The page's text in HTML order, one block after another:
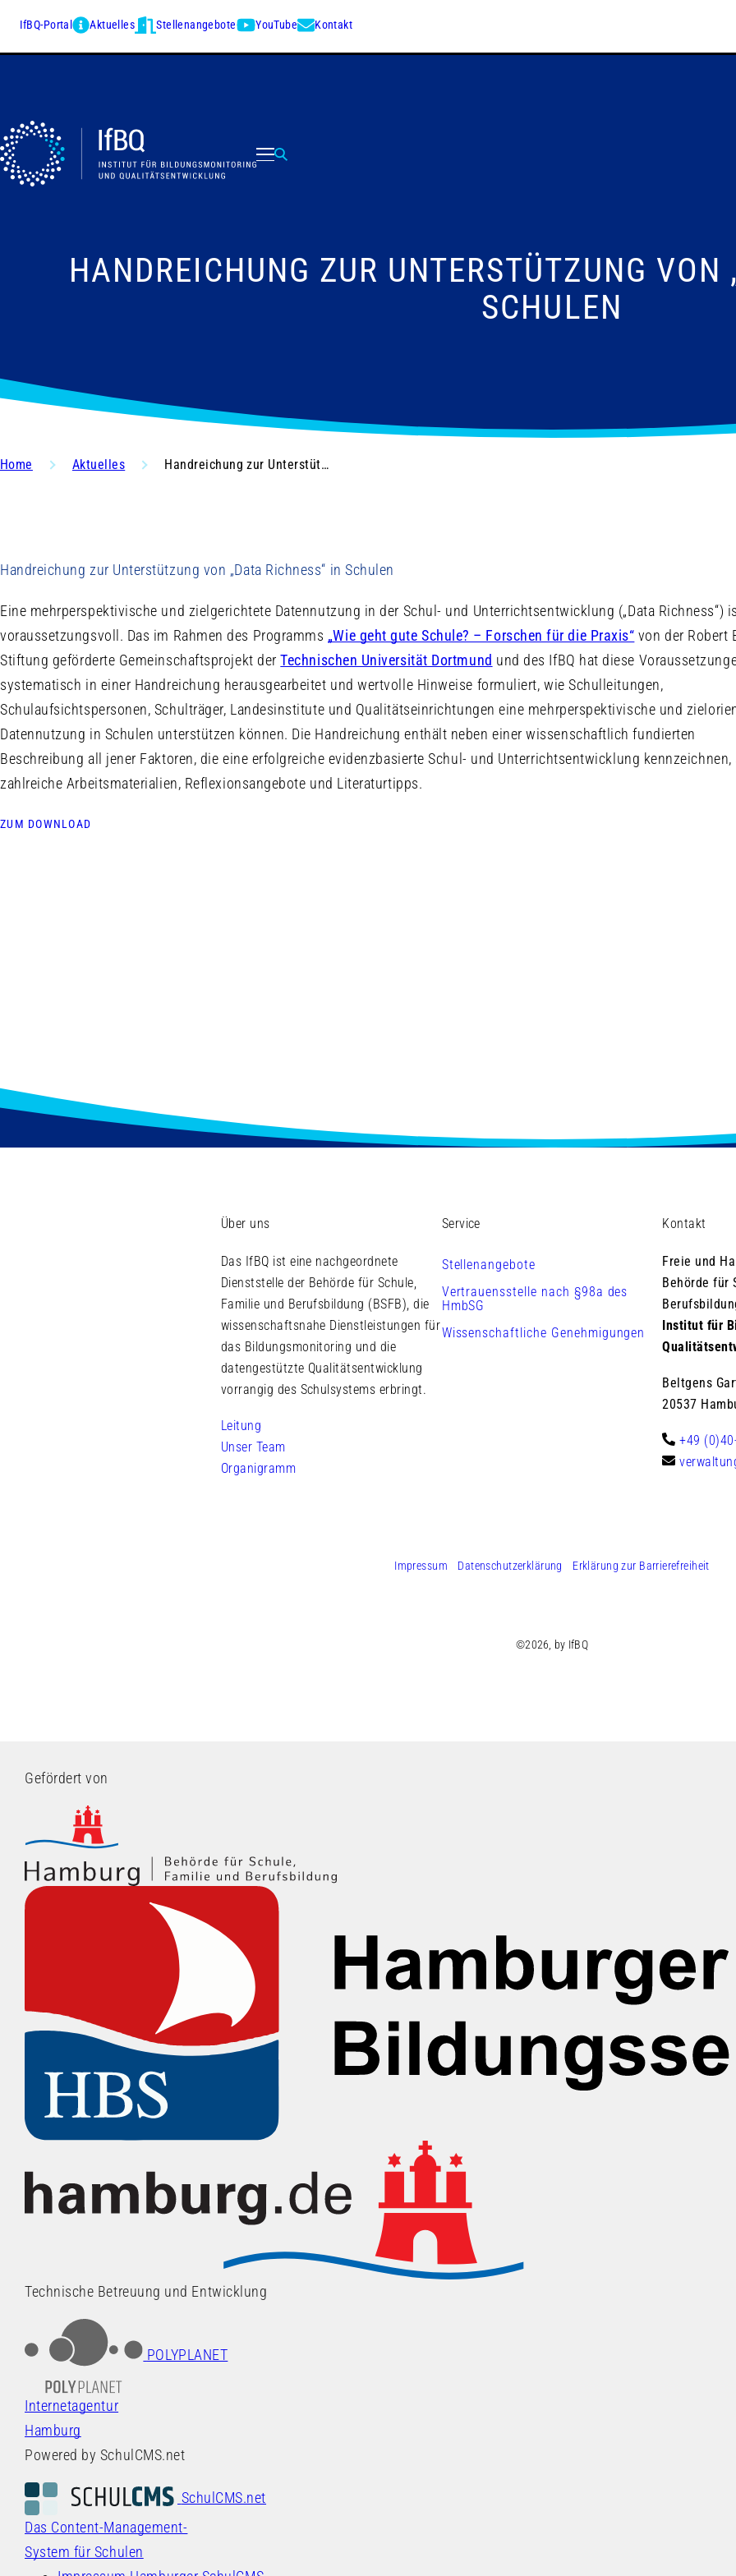
IfBQ-Portal Aktuelles Stellenangebote YouTube Kontakt
HANDREICHUNG ZUR UNTERSTÜTZUNG VON
SCHULEN
Home Aktuelles Handreichung zur Unterstützung von „Data Richness“ in Schulen
Handreichung zur Unterstützung von „Data Richness“ in Schulen
Eine mehrperspektivische und zielgerichtete Datennutzung in der Schul- und Unterrichtsentwicklung („Data Richness“)
voraussetzungsvoll. Das im Rahmen des Programms „Wie geht gute Schule? – Forschen für die Praxis“ von der Robert
Stiftung geförderte Gemeinschaftsprojekt derTechnischen Universität Dortmund und des IfBQ hat diese
systematisch in einer Handreichung herausgearbeitet und wertvolle Hinweise formuliert, wie Schulleitungen,
Schulaufsichtspersonen, Schulträger, Landesinstitute und Qualitätseinrichtungen eine mehrperspektivische und
Datennutzung in Schulen unterstützen können. Die Handreichung enthält neben einer wissenschaftlich fundierten
Beschreibung all jener Faktoren, die eine erfolgreiche evidenzbasierte Schul- und Unterrichtsentwicklung kennzeichnen,
zahlreiche Arbeitsmaterialien, Reflexionsangebote und Literaturtipps.
ZUM DOWNLOAD
Über uns
Das IfBQ ist eine nachgeordnete
Dienststelle der Behörde für Schule,
Familie und Berufsbildung (BSFB), die
wissenschaftsnahe Dienstleistungen für
das Bildungsmonitoring und die
datengestützte Qualitätsentwicklung
vorrangig des Schulsystems erbringt.
Leitung
Unser Team
Organigramm
Service
Stellenangebote
Vertrauensstelle nach §98a des
HmbSG
Wissenschaftliche Genehmigungen
Kontakt
Freie und
Behörde für
Institut für
Beltgens
20537
+49
Impressum Datenschutzerklärung Erklärung zur Barrierefreiheit
©2026, by IfBQ
Gefördert von
Technische Betreuung und Entwicklung
POLYPLANET
Internetagentur
Hamburg
Powered by SchulCMS.net
SchulCMS.net
Das Content-Management-
System für Schulen